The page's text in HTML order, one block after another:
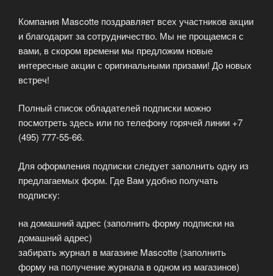
Компания Mascotte поздравляет всех участников акции
и благодарит за сотрудничество. Мы не прощаемся с
вами, в скором времени мы предложим новые
интересные акции с оригинальными призами! До новых
встреч!
Полный список обладателей подписки можно
посмотреть здесь или по телефону горячей линии +7
(495) 777-55-66.
Для оформления подписки следует заполнить одну из
предлагаемых форм. Где Вам удобно получать
подписку:
на домашний адрес (заполнить форму подписки на
домашний адрес)
забирать журнал в магазине Mascotte (заполнить
форму на получение журнала в одном из магазинов)